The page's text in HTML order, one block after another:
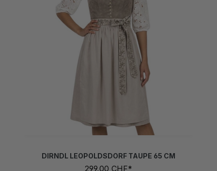
299,00 CHF*